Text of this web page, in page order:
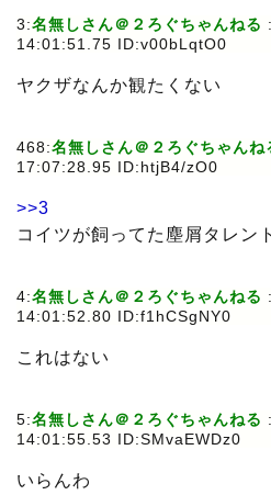
3:名無しさん＠２ろぐちゃんねる :
14:01:51.75 ID:v00bLqtO0
ヤクザなんか観たくない
468:名無しさん＠２ろぐちゃんね
17:07:28.95 ID:htjB4/zO0
>>3
コイツが飼ってた塵屑タレン
4:名無しさん＠２ろぐちゃんねる :
14:01:52.80 ID:f1hCSgNY0
これはない
5:名無しさん＠２ろぐちゃんねる :
14:01:55.53 ID:SMvaEWDz0
いらんわ